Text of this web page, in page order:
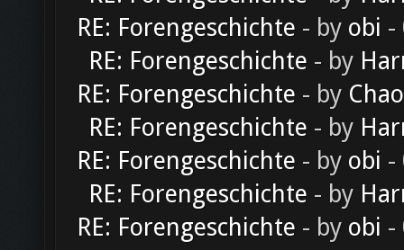
RE: Forengeschichte - by obi -
RE: Forengeschichte - by
RE: Forengeschichte - by
RE: Forengeschichte - by
RE: Forengeschichte - by obi -
RE: Forengeschichte - by
RE: Forengeschichte - by obi -